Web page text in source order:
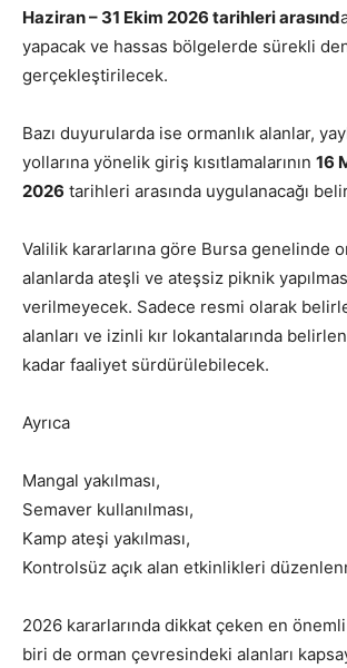
Haziran – 31 Ekim 2026 tarihleri arasınd
yapacak ve hassas bölgelerde sürekli
gerçekleştirilecek.
Bazı duyurularda ise ormanlık alanlar,
yollarına yönelik giriş kısıtlamalarının 16
2026 tarihleri arasında uygulanacağı
Valilik kararlarına göre Bursa genelinde
alanlarda ateşli ve ateşsiz piknik
verilmeyecek. Sadece resmi olarak
alanları ve izinli kır lokantalarında
kadar faaliyet sürdürülebilecek.
Ayrıca
Mangal yakılması,
Semaver kullanılması,
Kamp ateşi yakılması,
Kontrolsüz açık alan etkinlikleri
2026 kararlarında dikkat çeken en
biri de orman çevresindeki alanları